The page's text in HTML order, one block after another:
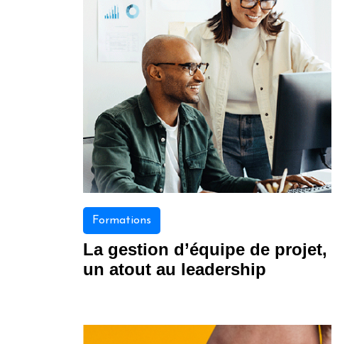
Formations
La gestion d’équipe de projet,
un atout au leadership